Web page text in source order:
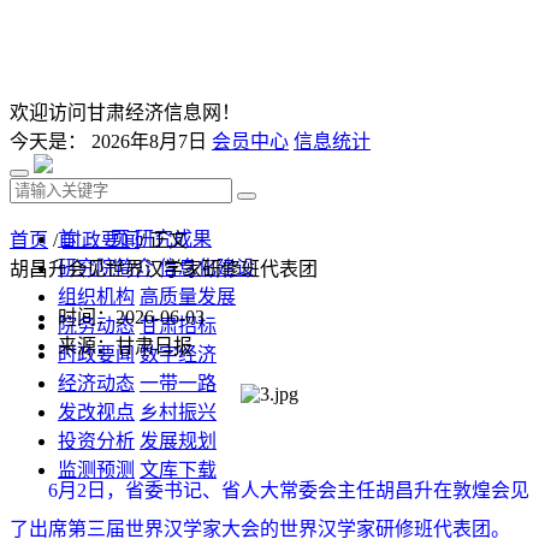
欢迎访问甘肃经济信息网！
今天是： 2026年8月7日 会员中心 信息统计
首 页 研究成果
研究院简介 信息化建设
组织机构 高质量发展
院务动态 甘肃招标
时政要闻 数字经济
经济动态 一带一路
发改视点 乡村振兴
投资分析 发展规划
监测预测 文库下载
首页 /时政要闻/ 正文
胡昌升会见世界汉学家研修班代表团
时间：2026-06-03
来源：甘肃日报
6月2日，省委书记、省人大常委会主任胡昌升在敦煌会见
了出席第三届世界汉学家大会的世界汉学家研修班代表团。